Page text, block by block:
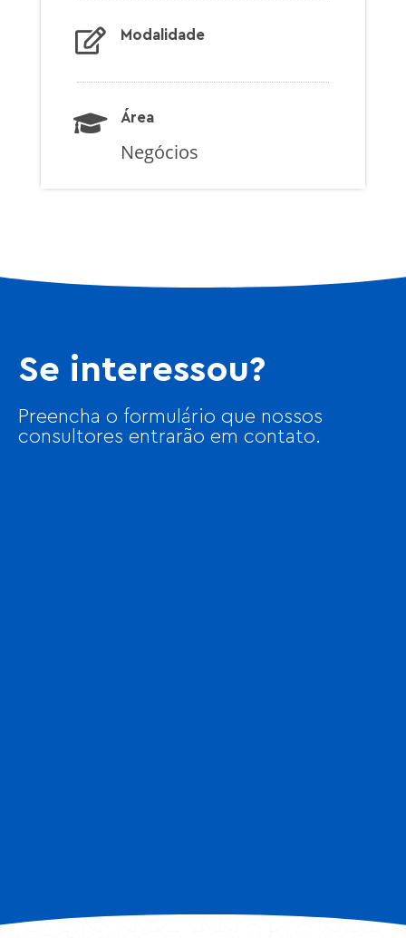
Modalidade
Área
Negócios
Se interessou?
Preencha o formulário que nossos
consultores entrarão em contato.